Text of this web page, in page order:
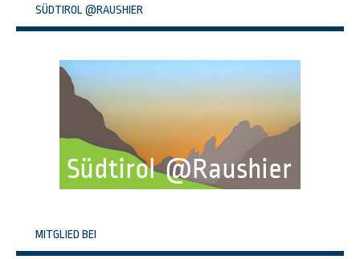
SÜDTIROL @RAUSHIER
MITGLIED BEI